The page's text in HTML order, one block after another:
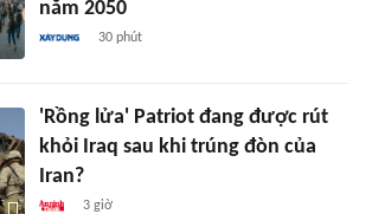
năm 2050
30 phút
'Rồng lửa' Patriot đang được rút
khỏi Iraq sau khi trúng đòn của
Iran?
3 giờ